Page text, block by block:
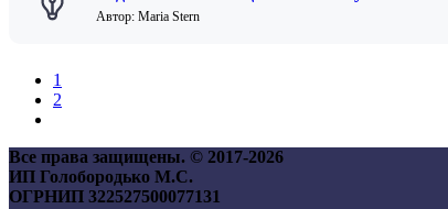
Автор: Maria Stern
1
2
Все права защищены. © 2017-2026
ИП Голобородько М.С.
ОГРНИП 322527500077131